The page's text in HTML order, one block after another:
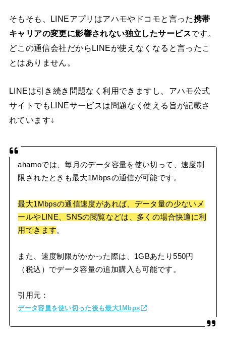
そもそも、LINEアプリはアハモやドコモと言った携帯
キャリアの変更に影響されない独立したサービスです。
どこの通信会社だからLINEが使えなくなると言ったこ
とはありません。
LINEは引き続き問題なく利用できますし、アハモ公式
サイトでもLINEサービスは問題なく使える旨が記載さ
れています↓
ahamoでは、毎月のデータ容量を使い切って、速度制
限されたときも最大1Mbpsの通信が可能です。
最大1Mbpsの通信速度があれば、データ量の少ないメ
ールやLINE、SNSの閲覧などは、多くの場合快適に利
用できます。
また、速度制限がかかった際は、1GBあたり550円
（税込）でデータ容量の追加購入も可能です。
引用元：
データ容量を使い切った後も最大1Mbps